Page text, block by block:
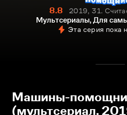
8.8
2019, 31.
Мультсериалы, Для
Эта серия пока
Машины-
(мультсериал,